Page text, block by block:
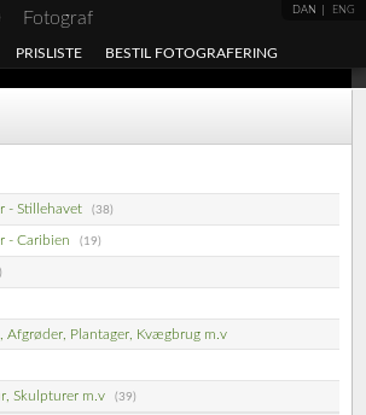
DAN ENG
Fotograf
PRISLISTE BESTIL FOTOGRAFERING
- Stillehavet (38)
- Caribien (19)
Afgrøder, Plantager, Kvægbrug m.v
Skulpturer m.v (39)